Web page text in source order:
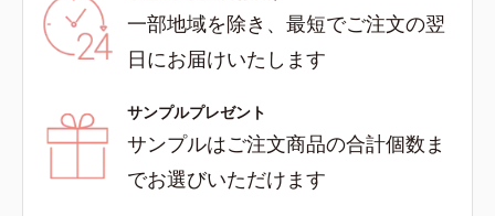
一部地域を除き、最短でご注文の翌
日にお届けいたします
サンプルプレゼント
サンプルはご注文商品の合計個数ま
でお選びいただけます